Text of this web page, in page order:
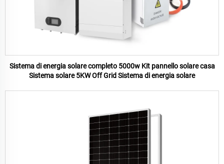
Sistema di energia solare completo 5000w Kit pannello solare casa
Sistema solare 5KW Off Grid Sistema di energia solare